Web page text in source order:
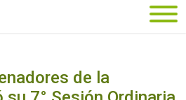
de la